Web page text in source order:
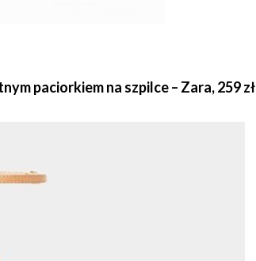
paciorkiem na szpilce – Zara, 259 zł